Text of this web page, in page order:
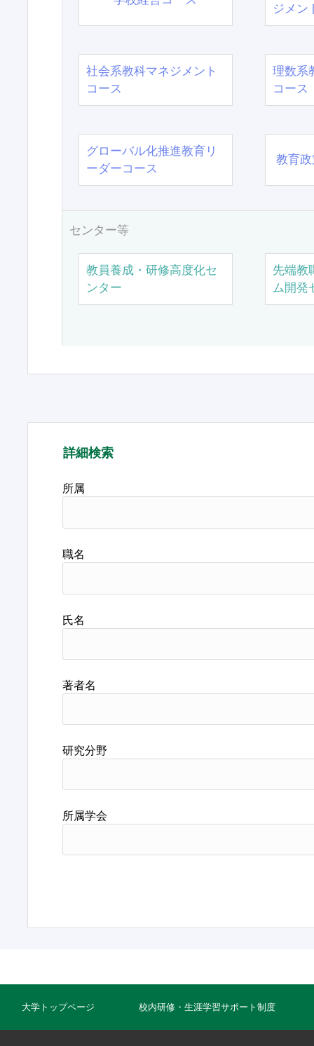
ジメン
社会系教科マネジメント
コース
理数系
コース
グローバル化推進教育リ
ーダーコース
教育
センター等
教員養成・研修高度化セ
ンター
先端教
ム開発
詳細検索
所属
職名
氏名
著者名
研究分野
所属学会
大学トップページ 校内研修・生涯学習サポート制度